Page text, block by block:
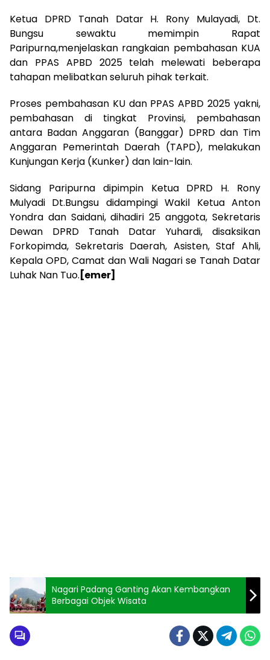
Ketua DPRD Tanah Datar H. Rony Mulayadi, Dt.
Bungsu sewaktu memimpin Rapat
Paripurna,menjelaskan rangkaian pembahasan KUA
dan PPAS APBD 2025 telah melewati beberapa
tahapan melibatkan seluruh pihak terkait.
Proses pembahasan KU dan PPAS APBD 2025 yakni,
pembahasan di tingkat Provinsi, pembahasan
antara Badan Anggaran (Banggar) DPRD dan Tim
Anggaran Pemerintah Daerah (TAPD), melakukan
Kunjungan Kerja (Kunker) dan lain-lain.
Sidang Paripurna dipimpin Ketua DPRD H. Rony
Mulyadi Dt.Bungsu didampingi Wakil Ketua Anton
Yondra dan Saidani, dihadiri 25 anggota, Sekretaris
Dewan DPRD Tanah Datar Yuhardi, disaksikan
Forkopimda, Sekretaris Daerah, Asisten, Staf Ahli,
Kepala OPD, Camat dan Wali Nagari se Tanah Datar
Luhak Nan Tuo. [emer]
Nagari Padang Ganting Akan Kembangkan
Berbagai Objek Wisata